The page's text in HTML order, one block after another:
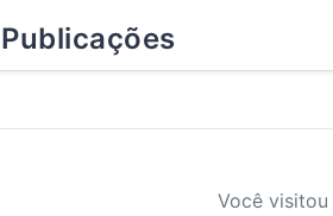
Publicações
Você